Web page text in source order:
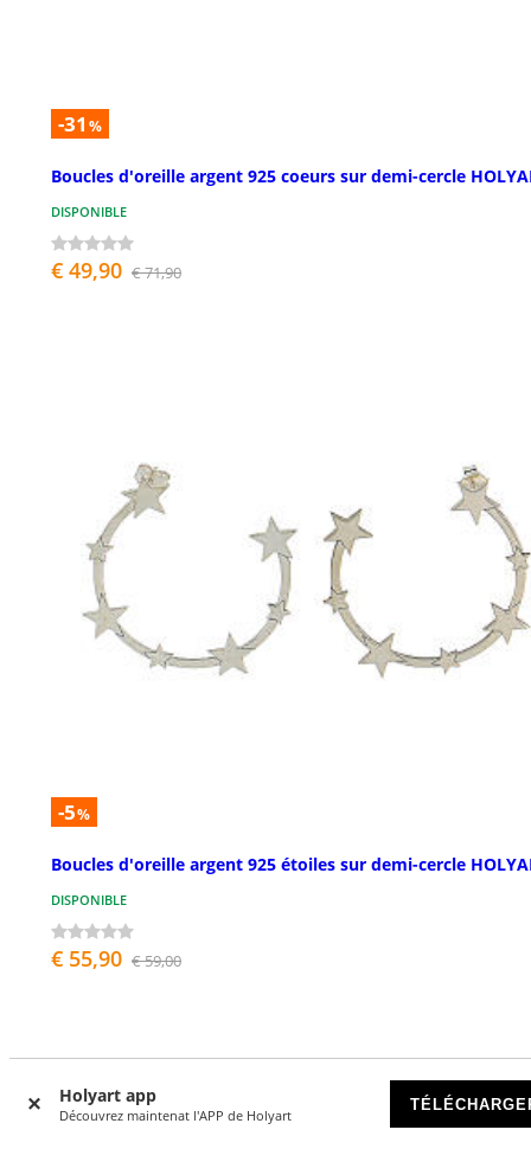
Holyart app
Découvrez maintenat l'APP de Holyart
-31 %
Boucles d'oreille argent 925 coeurs sur demi-cercle
DISPONIBLE
€ 49,90 € 71,90
-5%
Boucles d'oreille argent 925 étoiles sur demi-cercle
DISPONIBLE
€ 55,90 € 59,00